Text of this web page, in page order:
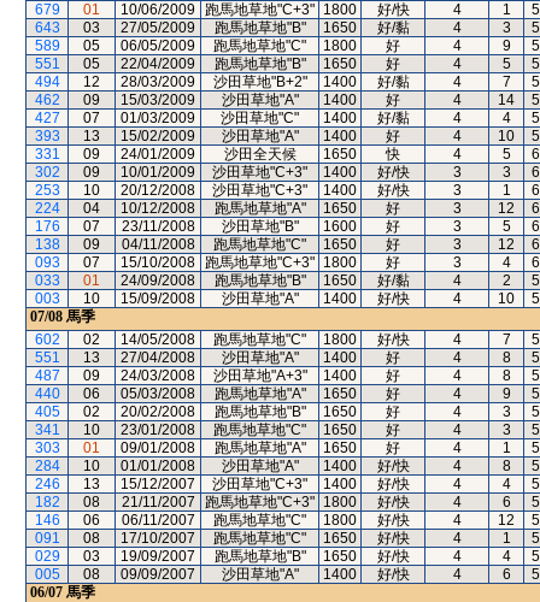
679
01 10/06/2009 跑馬地草地"C+3" 1800 好/快 4 1
643
03 27/05/2009 跑馬地草地"B" 1650 好/黏 4 3
589
05 06/05/2009 跑馬地草地"C" 1800 好 4 9
551
05 22/04/2009 跑馬地草地"B" 1650 好 4 5
494
12 28/03/2009 沙田草地"B+2" 1400 好/黏 4 7
462
09 15/03/2009 沙田草地"A" 1400 好 4 14
427
07 01/03/2009 沙田草地"C" 1400 好/黏 4 4
393
13 15/02/2009 沙田草地"A" 1400 好 4 10
331
09 24/01/2009 沙田全天候 1650 快 4 5
302
09 10/01/2009 沙田草地"C+3" 1400 好/快 3 3
253
10 20/12/2008 沙田草地"C+3" 1400 好/快 3 1
224
04 10/12/2008 跑馬地草地"A" 1650 好 3 12
176
07 23/11/2008 沙田草地"B" 1600 好 3 5
138
09 04/11/2008 跑馬地草地"C" 1650 好 3 12
093
07 15/10/2008 跑馬地草地"C+3" 1800 好 3 4
033
01 24/09/2008 跑馬地草地"B" 1650 好/黏 4 2
003
10 15/09/2008 沙田草地"A" 1400 好/快 4 10
07/08 馬季
602
02 14/05/2008 跑馬地草地"C" 1800 好/快 4 7
551
13 27/04/2008 沙田草地"A" 1400 好 4 8
487
09 24/03/2008 沙田草地"A+3" 1400 好 4 8
440
06 05/03/2008 跑馬地草地"A" 1650 好 4 9
405
02 20/02/2008 跑馬地草地"B" 1650 好 4 3
341
10 23/01/2008 跑馬地草地"C" 1650 好 4 3
303
01 09/01/2008 跑馬地草地"A" 1650 好 4 1
284
10 01/01/2008 沙田草地"A" 1400 好/快 4 8
246
13 15/12/2007 沙田草地"C+3" 1400 好/快 4 4
182
08 21/11/2007 跑馬地草地"C+3" 1800 好/快 4 6
146
06 06/11/2007 跑馬地草地"C" 1800 好/快 4 12
091
08 17/10/2007 跑馬地草地"C" 1650 好/快 4 1
029
03 19/09/2007 跑馬地草地"B" 1650 好/快 4 4
005
08 09/09/2007 沙田草地"A" 1400 好/快 4 6
06/07 馬季